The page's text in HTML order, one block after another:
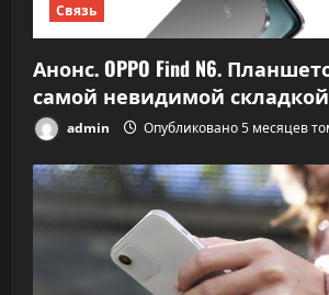
Связь
Анонс. OPPO Find N6.
самой невидимой складкой
admin Опубликовано 5 месяцев